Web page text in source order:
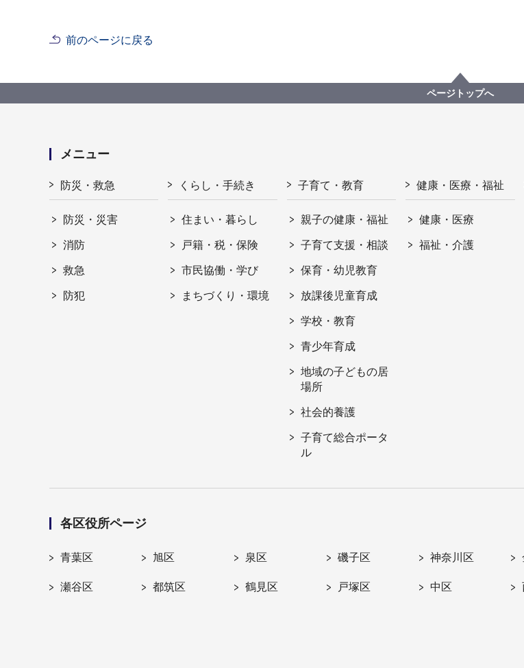
前のページに戻る
ページトップへ
メニュー
防災・救急
防災・災害
消防
救急
防犯
くらし・手続き
住まい・暮らし
戸籍・税・保険
市民協働・学び
まちづくり・環境
子育て・教育
親子の健康・福祉
子育て支援・相談
保育・幼児教育
放課後児童育成
学校・教育
青少年育成
地域の子どもの居
場所
社会的養護
子育て総合ポータ
ル
健康・医療・福祉
健康・医療
福祉・介護
各区役所ページ
青葉区 旭区 泉区 磯子区 神奈川区
瀬谷区 都筑区 鶴見区 戸塚区 中区